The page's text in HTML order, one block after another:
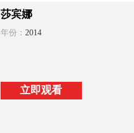
莎宾娜
年份： 2014
立即观看